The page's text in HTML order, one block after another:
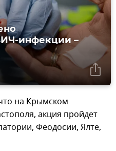
инфекции –
на Крымском
акция пройдет
Феодосии, Ялте,